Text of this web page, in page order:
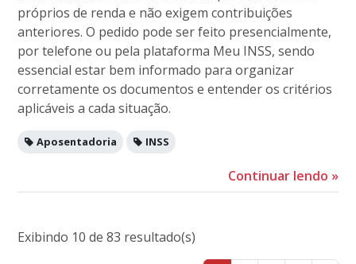
próprios de renda e não exigem contribuições
anteriores. O pedido pode ser feito presencialmente,
por telefone ou pela plataforma Meu INSS, sendo
essencial estar bem informado para organizar
corretamente os documentos e entender os critérios
aplicáveis a cada situação.
Aposentadoria INSS
Continuar lendo »
Exibindo 10 de 83 resultado(s)